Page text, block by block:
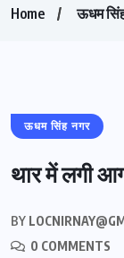
Home ऊधम
ऊधम सिंह नगर
थार में लगी
BY
0 COMMENTS